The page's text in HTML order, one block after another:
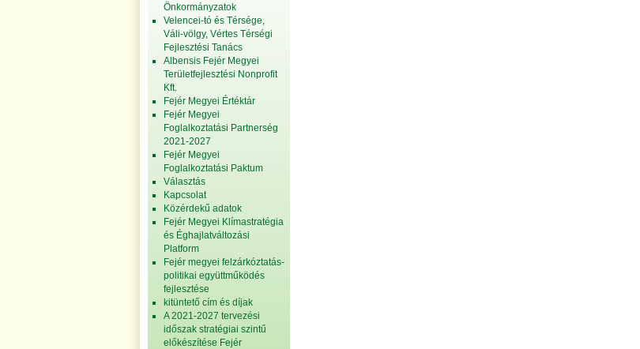
Önkormányzatok
Velencei-tó és Térsége,
Váli-völgy, Vértes Térségi
Fejlesztési Tanács
Albensis Fejér Megyei
Területfejlesztési Nonprofit
Kft.
Fejér Megyei Értéktár
Fejér Megyei
Foglalkoztatási Partnerség
2021-2027
Fejér Megyei
Foglalkoztatási Paktum
Választás
Kapcsolat
Közérdekű adatok
Fejér Megyei Klímastratégia
és Éghajlatváltozási
Platform
Fejér megyei felzárkóztatás-
politikai együttműködés
fejlesztése
kitüntető cím és díjak
A 2021-2027 tervezési
időszak stratégiai szintű
előkészítése Fejér